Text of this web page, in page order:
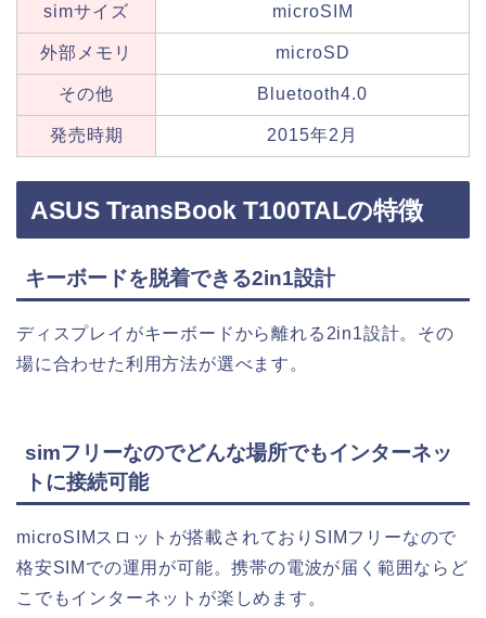
simサイズ microSIM
外部メモリ microSD
その他 Bluetooth4.0
発売時期 2015年2月
ASUS TransBook T100TALの特徴
キーボードを脱着できる2in1設計
ディスプレイがキーボードから離れる2in1設計。その
場に合わせた利用方法が選べます。
simフリーなのでどんな場所でもインターネッ
トに接続可能
microSIMスロットが搭載されておりSIMフリーなので
格安SIMでの運用が可能。携帯の電波が届く範囲ならど
こでもインターネットが楽しめます。